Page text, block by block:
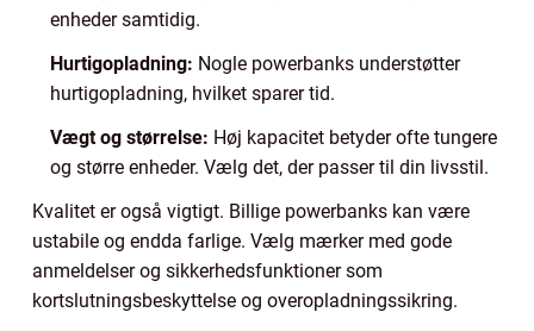
enheder samtidig.
Hurtigopladning: Nogle powerbanks understøtter
hurtigopladning, hvilket sparer tid.
Vægt og størrelse: Høj kapacitet betyder ofte tungere
og større enheder. Vælg det, der passer til din livsstil.
Kvalitet er også vigtigt. Billige powerbanks kan være
ustabile og endda farlige. Vælg mærker med gode
anmeldelser og sikkerhedsfunktioner som
kortslutningsbeskyttelse og overopladningssikring.